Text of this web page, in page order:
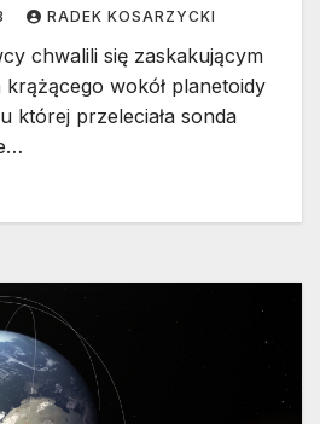
RADEK KOSARZYCKI
chwalili się zaskakującym
wokół planetoidy
której przeleciała sonda